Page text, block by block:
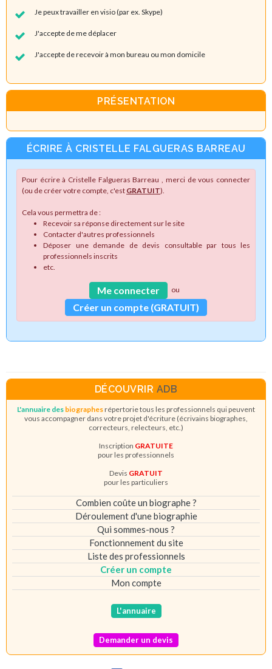
Je peux travailler en visio (par ex. Skype)
J'accepte de me déplacer
J'accepte de recevoir à mon bureau ou mon domicile
PRÉSENTATION
ÉCRIRE À CRISTELLE FALGUERAS BARREAU
Pour écrire à Cristelle Falgueras Barreau , merci de vous connecter
(ou de créer votre compte, c'est GRATUIT).
Cela vous permettra de :
Recevoir sa réponse directement sur le site
Contacter d'autres professionnels
Déposer une demande de devis consultable par tous les
professionnels inscrits
etc.
Me connecter ou
Créer un compte (GRATUIT)
DÉCOUVRIR ADB
L'annuaire des biographesrépertorie tous les professionnels qui peuvent
vous accompagner dans votre projet d'écriture (écrivains biographes,
correcteurs, relecteurs, etc.)
Inscription GRATUITE
pour les professionnels
Devis GRATUIT
pour les particuliers
Combien coûte un biographe ?
Déroulement d'une biographie
Qui sommes-nous ?
Fonctionnement du site
Liste des professionnels
Créer un compte
Mon compte
L'annuaire
Demander un devis